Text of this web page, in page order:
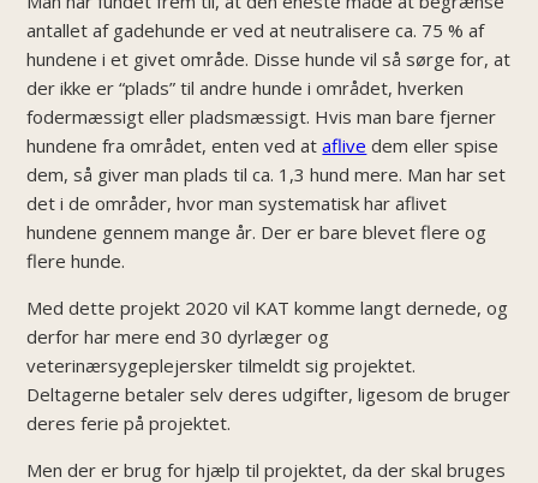
antallet af gadehunde er ved at neutralisere ca. 75 % af
hundene i et givet område. Disse hunde vil så sørge for, at
der ikke er “plads” til andre hunde i området, hverken
fodermæssigt eller pladsmæssigt. Hvis man bare fjerner
hundene fra området, enten ved ataflive dem eller spise
dem, så giver man plads til ca. 1,3 hund mere. Man har set
det i de områder, hvor man systematisk har aflivet
hundene gennem mange år. Der er bare blevet flere og
flere hunde.
Med dette projekt 2020 vil KAT komme langt dernede, og
derfor har mere end 30 dyrlæger og
veterinærsygeplejersker tilmeldt sig projektet.
Deltagerne betaler selv deres udgifter, ligesom de bruger
deres ferie på projektet.
Men der er brug for hjælp til projektet, da der skal bruges